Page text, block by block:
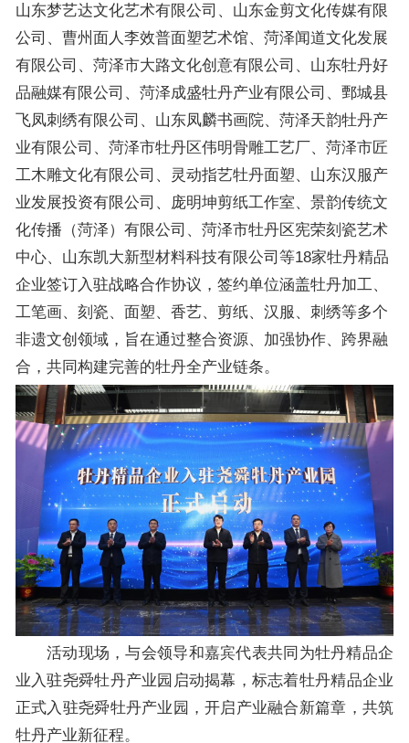
山东梦艺达文化艺术有限公司、山东金剪文化传媒有限
公司、曹州面人李效普面塑艺术馆、菏泽闻道文化发展
有限公司、菏泽市大路文化创意有限公司、山东牡丹好
品融媒有限公司、菏泽成盛牡丹产业有限公司、鄄城县
飞凤刺绣有限公司、山东凤麟书画院、菏泽天韵牡丹产
业有限公司、菏泽市牡丹区伟明骨雕工艺厂、菏泽市匠
工木雕文化有限公司、灵动指艺牡丹面塑、山东汉服产
业发展投资有限公司、庞明坤剪纸工作室、景韵传统文
化传播（菏泽）有限公司、菏泽市牡丹区宪荣刻瓷艺术
中心、山东凯大新型材料科技有限公司等18家牡丹精品
企业签订入驻战略合作协议，签约单位涵盖牡丹加工、
工笔画、刻瓷、面塑、香艺、剪纸、汉服、刺绣等多个
非遗文创领域，旨在通过整合资源、加强协作、跨界融
合，共同构建完善的牡丹全产业链条。
活动现场，与会领导和嘉宾代表共同为牡丹精品企
业入驻尧舜牡丹产业园启动揭幕，标志着牡丹精品企业
正式入驻尧舜牡丹产业园，开启产业融合新篇章，共筑
牡丹产业新征程。